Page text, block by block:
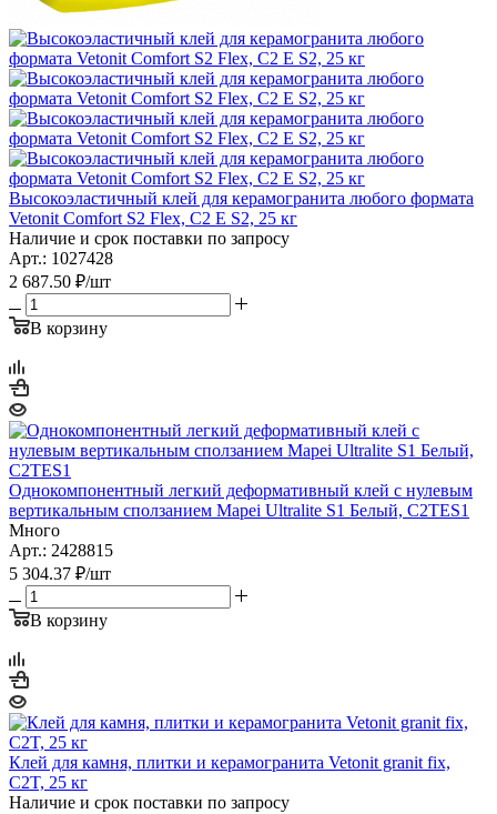
Высокоэластичный клей для керамогранита любого формата
Vetonit Comfort S2 Flex, C2 E S2, 25 кг
Наличие и срок поставки по запросу
Арт.: 1027428
2 687.50 ₽/шт
В корзину
Однокомпонентный легкий деформативный клей с нулевым
вертикальным сползанием Mapei Ultralite S1 Белый, С2ТЕS1
Много
Арт.: 2428815
5 304.37 ₽/шт
В корзину
Клей для камня, плитки и керамогранита Vetonit granit fix,
C2T, 25 кг
Наличие и срок поставки по запросу